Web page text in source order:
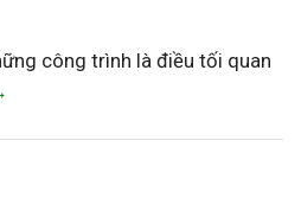
công trình là điều tối quan